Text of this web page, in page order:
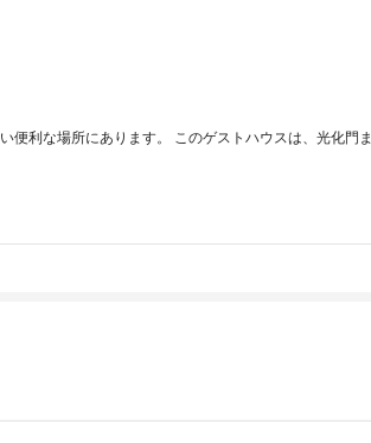
利な場所にあります。 このゲストハウスは、光化門